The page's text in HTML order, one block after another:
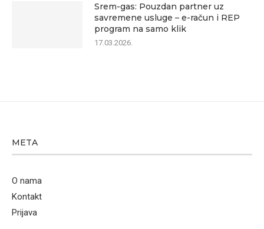
Srem-gas: Pouzdan partner uz
savremene usluge – e-račun i REP
program na samo klik
17.03.2026.
META
O nama
Kontakt
Prijava